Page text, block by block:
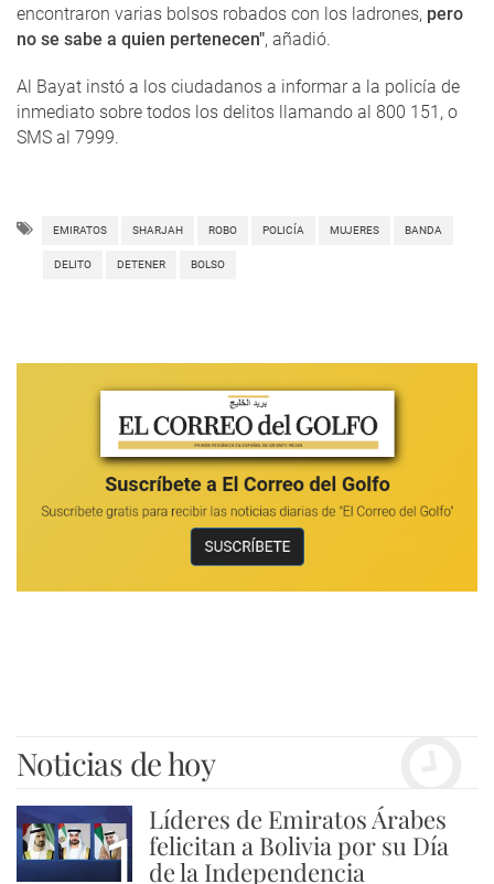
encontraron varias bolsos robados con los ladrones, pero
no se sabe a quien pertenecen", añadió.
Al Bayat instó a los ciudadanos a informar a la policía de
inmediato sobre todos los delitos llamando al 800 151, o
SMS al 7999.
EMIRATOS SHARJAH ROBO POLICÍA MUJERES BANDA
DELITO DETENER BOLSO
Noticias de hoy
1
Líderes de Emiratos Árabes
felicitan a Bolivia por su Día
de la Independencia